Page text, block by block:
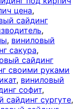
цена,
сайдинг
,
, виниловый
сакура,
сайдинг
своими руками
, виниловый
софит,
сайдинг сургуте,